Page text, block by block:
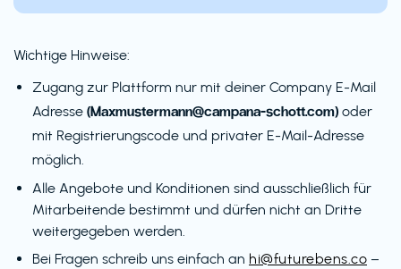
Wichtige Hinweise:
Zugang zur Plattform nur mit deiner Company E-Mail
Adresse (Maxmustermann@campana-schott.com) oder
mit Registrierungscode und privater E-Mail-Adresse
möglich.
Alle Angebote und Konditionen sind ausschließlich für
Mitarbeitende bestimmt und dürfen nicht an Dritte
weitergegeben werden.
Bei Fragen schreib uns einfach an hi@futurebens.co –